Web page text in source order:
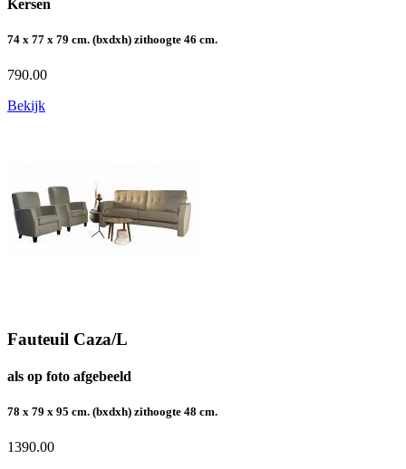
Kersen
74 x 77 x 79 cm. (bxdxh) zithoogte 46 cm.
790.00
Bekijk
Fauteuil Caza/L
als op foto afgebeeld
78 x 79 x 95 cm. (bxdxh) zithoogte 48 cm.
1390.00